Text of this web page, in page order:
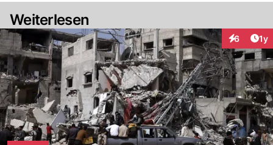
Weiterlesen
6 1y